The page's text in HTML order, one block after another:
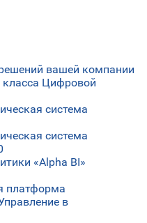
вашей компании
Цифровой
система
система
«Alpha BI»
платформа
в